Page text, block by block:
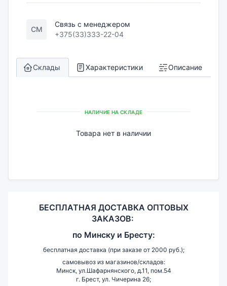
СМ
Связь с менеджером
+375(33)333-22-04
Склады Характеристики Описание
НАЛИЧИЕ НА СКЛАДЕ
Товара нет в наличии
БЕСПЛАТНАЯ ДОСТАВКА ОПТОВЫХ
ЗАКАЗОВ:
по Минску и Бресту:
бесплатная доставка (при заказе от 2000 руб.);
самовывоз из магазинов/складов:
Минск, ул.Шафарнянского, д.11, пом.54
г. Брест, ул. Чичерина 26;